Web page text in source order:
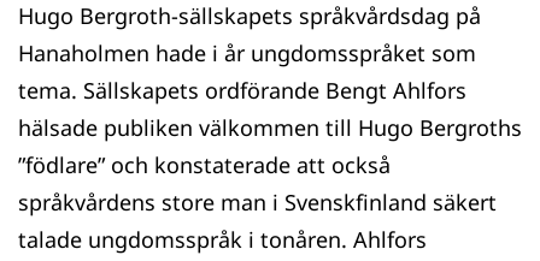
Hugo Bergroth-sällskapets språkvårdsdag på
Hanaholmen hade i år ungdomsspråket som
tema. Sällskapets ordförande Bengt Ahlfors
hälsade publiken välkommen till Hugo Bergroths
”födlare” och konstaterade att också
språkvårdens store man i Svenskfinland säkert
talade ungdomsspråk i tonåren. Ahlfors